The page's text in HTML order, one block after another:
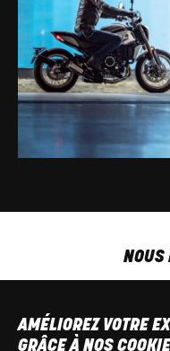
NOUS
T
AMÉLIOREZ VOTRE
GRÂCE À NOS